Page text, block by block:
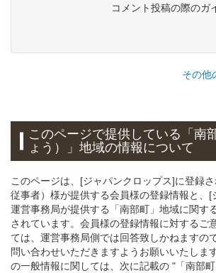
コメント投稿の際のガ
その他
このページで提供している 「南
ょう）」地域の情報について
このページは、[ジャパンクロップス]に登録
従事者）様が提供する会員様の登録情報と、[
運営事務局が提供する「南部町」地域に関す
されています。会員様の登録情報に対するご
ては、運営事務局側では回答致しかねますの
問い合わせいただきますようお願いいたしま
の一般情報に関しては、次に記載の "「南部